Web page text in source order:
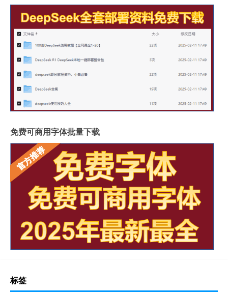
免费可商用字体批量下载
标签